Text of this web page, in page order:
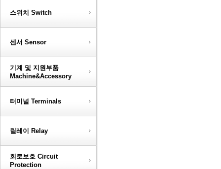
스위치 Switch
센서 Sensor
기계 및 지원부품
Machine&Accessory
터미널 Terminals
릴레이 Relay
회로보호 Circuit
Protection